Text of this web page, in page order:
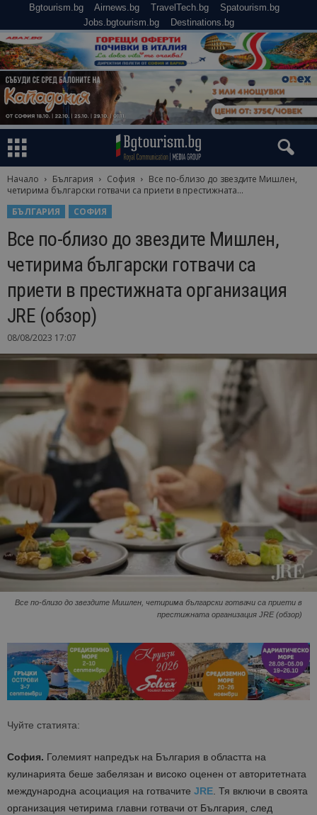
Bgtourism.bg Airnews.bg TravelTech.bg
Spatourism.bg
Jobs.bgtourism.bg
Destinations.bg
Начало България София
Все по-близо до звездите Мишлен,
четирима български готвачи са приети в престижната...
БЪЛГАРИЯ
СОФИЯ
Все по-близо до звездите Мишлен,
четирима български готвачи са
приети в престижната организация
JRE (обзор)
08/08/2023 17:07
Все по-близо до звездите Мишлен, четирима български готвачи са приети в
престижната организация JRE (обзор)
Чуйте статията:
София. Големият напредък на България в областта на
кулинарията беше забелязан и високо оценен от авторитетната
международна асоциация на готвачите JRE. Тя включи в своята
организация четирима главни готвачи от България, след